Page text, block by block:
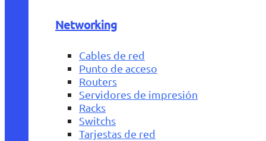
Networking
Cables de red
Punto de acceso
Routers
Servidores de impresión
Racks
Switchs
Tarjestas de red